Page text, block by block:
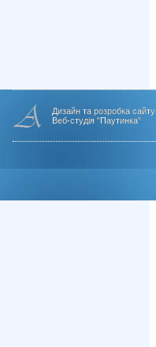
Дизайн та розробка сайту
Веб-студія "Паутинка"